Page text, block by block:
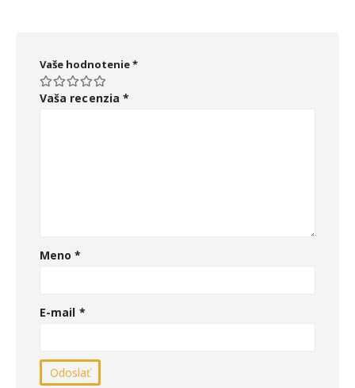
Vaše hodnotenie*
Vaša recenzia *
Meno*
E-mail *